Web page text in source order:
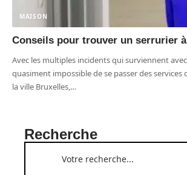
MAISON
Conseils pour trouver un serrurier
Avec les multiples incidents qui surviennent
quasiment impossible de se passer des services
la ville Bruxelles,…
Recherche